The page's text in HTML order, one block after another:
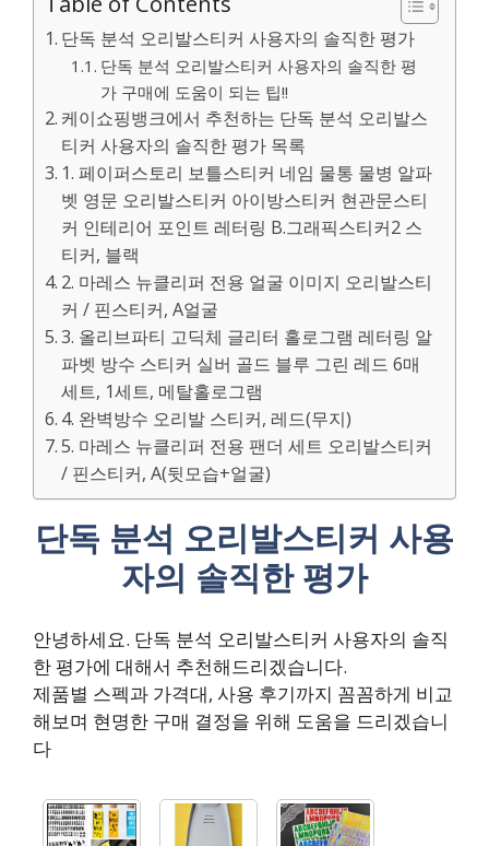
단독 분석 오리발스티커 사용자의 솔직한 평가
단독 분석 오리발스티커 사용자의 솔직한 평
가 구매에 도움이 되는 팁!!
케이쇼핑뱅크에서 추천하는 단독 분석 오리발스
티커 사용자의 솔직한 평가 목록
1. 페이퍼스토리 보틀스티커 네임 물통 물병 알파
벳 영문 오리발스티커 아이방스티커 현관문스티
커 인테리어 포인트 레터링 B.그래픽스티커2 스
티커, 블랙
2. 마레스 뉴클리퍼 전용 얼굴 이미지 오리발스티
커 / 핀스티커, A얼굴
3. 올리브파티 고딕체 글리터 홀로그램 레터링 알
파벳 방수 스티커 실버 골드 블루 그린 레드 6매
세트, 1세트, 메탈홀로그램
4. 완벽방수 오리발 스티커, 레드(무지)
5. 마레스 뉴클리퍼 전용 팬더 세트 오리발스티커
/ 핀스티커, A(뒷모습+얼굴)
단독 분석 오리발스티커 사용
자의 솔직한 평가
안녕하세요. 단독 분석 오리발스티커 사용자의 솔직
한 평가에 대해서 추천해드리겠습니다.
제품별 스펙과 가격대, 사용 후기까지 꼼꼼하게 비교
해보며 현명한 구매 결정을 위해 도움을 드리겠습니
다